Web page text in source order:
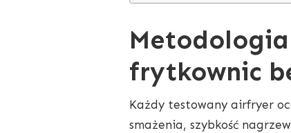
frytkownic
Każdy testowany airfryer
smażenia, szybkość